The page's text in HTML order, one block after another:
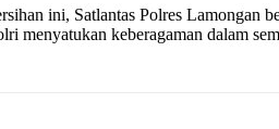
ini, Satlantas Polres Lamongan
menyatukan keberagaman dalam